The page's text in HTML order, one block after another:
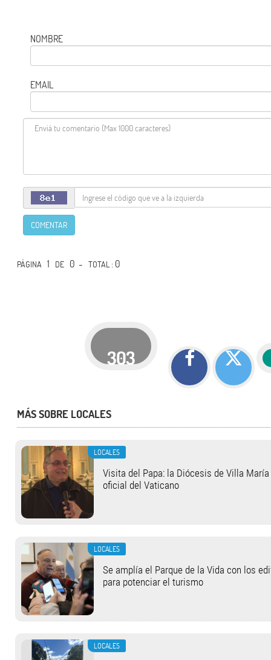
NOMBRE
EMAIL
COMENTAR
PÁGINA 1 DE 0 -TOTAL: 0
303
MÁS SOBRE LOCALES
LOCALES
Visita del Papa: la Diócesis de Villa
oficial del Vaticano
LOCALES
Se amplía el Parque de la Vida con los
para potenciar el turismo
LOCALES